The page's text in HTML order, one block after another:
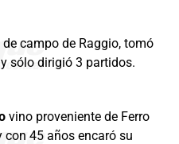
campo de Raggio, tomó
sólo dirigió 3 partidos.
vino proveniente de Ferro
con 45 años encaró su